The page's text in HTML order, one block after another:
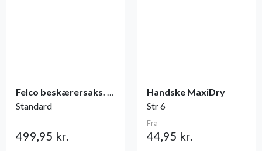
Felco beskærersaks. nr. 2
Standard
499,95 kr.
Handske MaxiDry
Str 6
Fra
44,95 kr.